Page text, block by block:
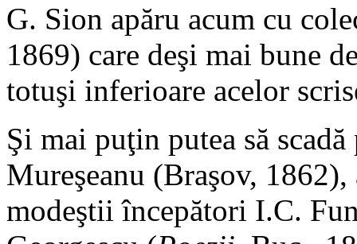
G. Sion apăru acum cu
1869) care deşi mai bune
totuşi inferioare acelor
Şi mai puţin putea să
Mureşeanu (Braşov,
modeştii începători I.C.